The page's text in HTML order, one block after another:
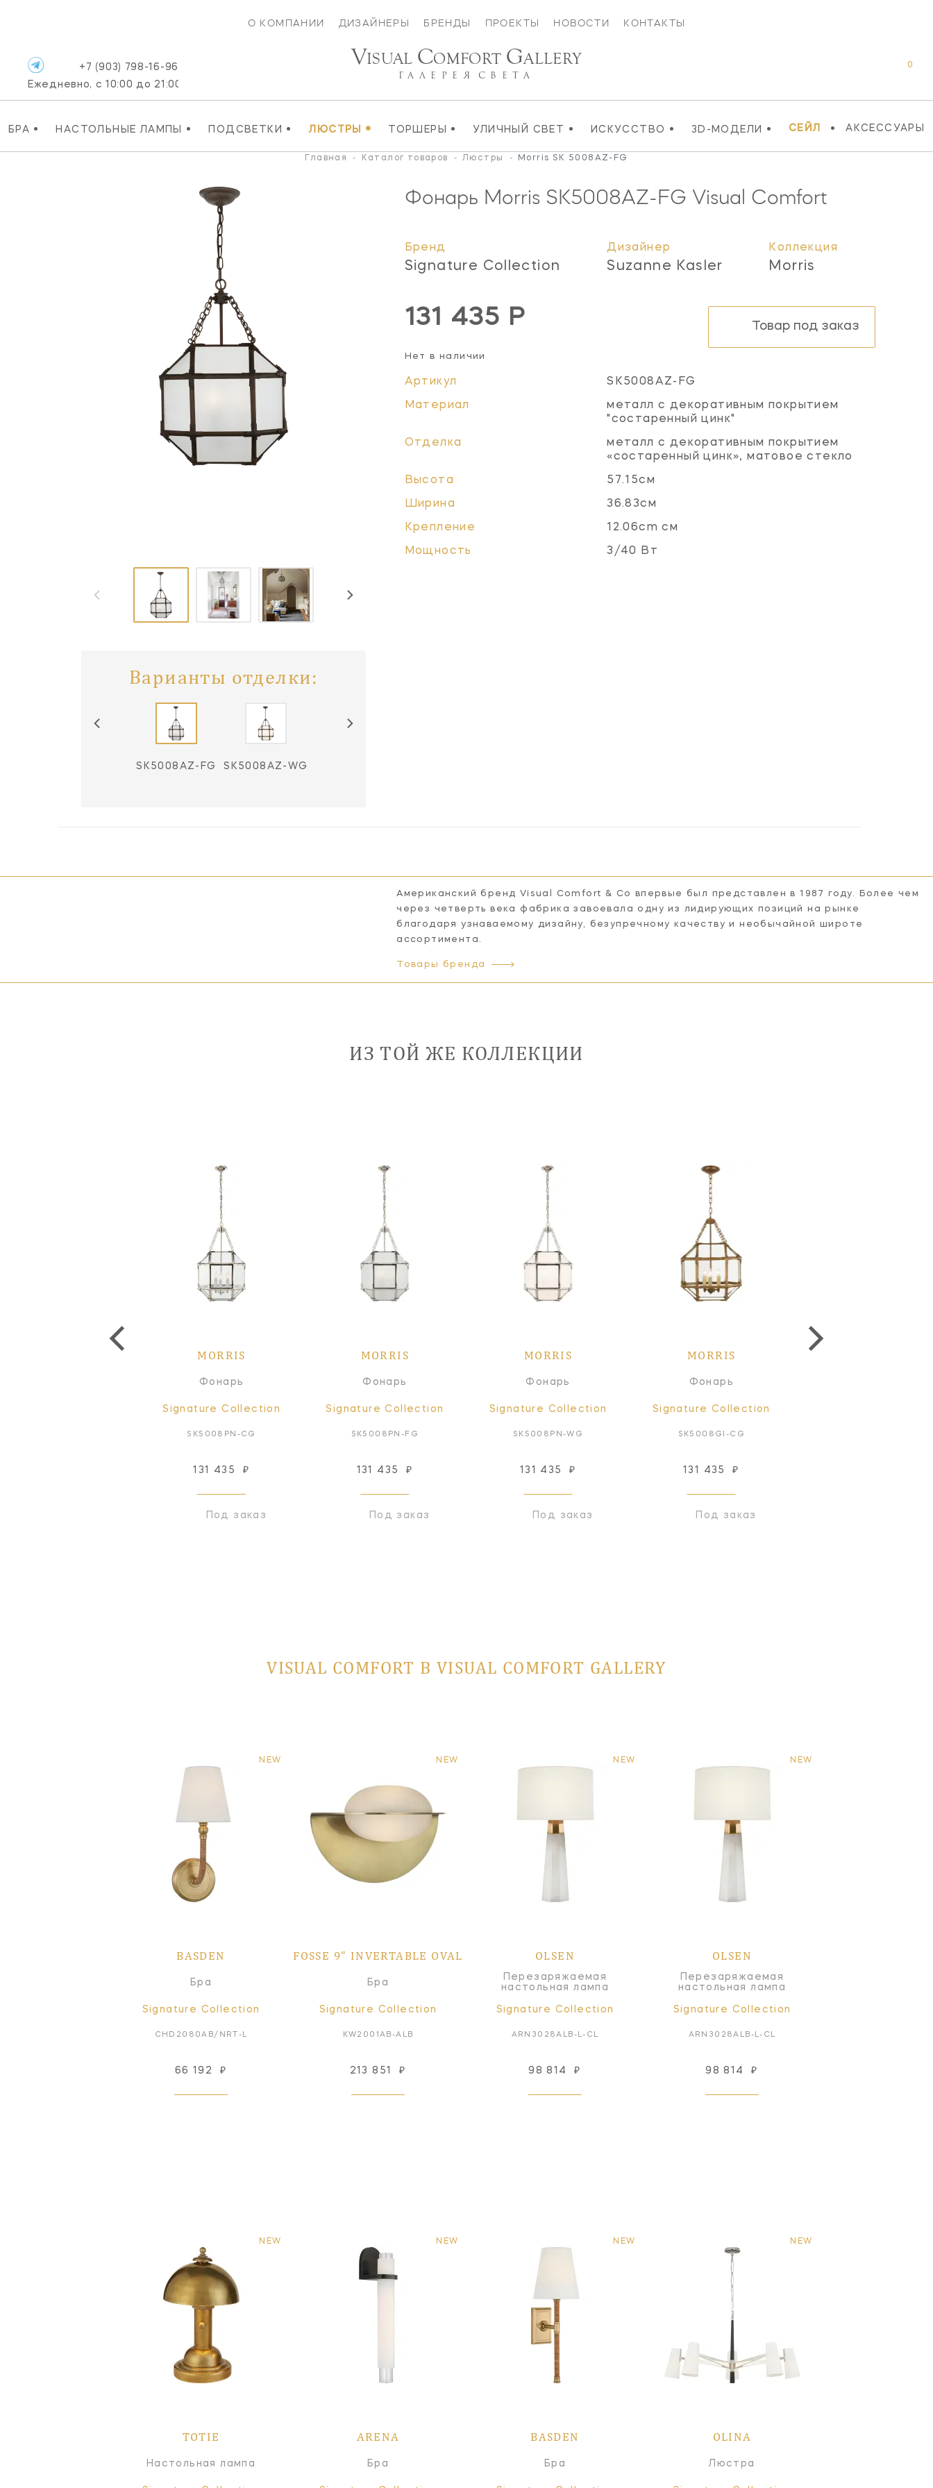
О КОМПАНИИ ДИЗАЙНЕРЫ БРЕНДЫ ПРОЕКТЫ НОВОСТИ КОНТАКТЫ
БРА • НАСТОЛЬНЫЕ ЛАМПЫ • ПОДСВЕТКИ • ЛЮСТРЫ • ТОРШЕРЫ • УЛИЧНЫЙ СВЕТ • ИСКУССТВО • 3D-МОДЕЛИ • СЕЙЛ • АКСЕССУАРЫ
+7 (903) 798-16-96
Ежедневно, с 10:00 до 21:00
0
VISUAL COMFORT GALLERY
ГАЛЕРЕЯ СВЕТА
Главная - Каталог товаров - Люстры - Morris SK 5008AZ-FG
Варианты отделки:
SK5008AZ-FG SK5008AZ-WG
Фонарь Morris SK5008AZ-FG Visual Comfort
Бренд
Signature Collection
Дизайнер
Suzanne Kasler
Коллекция
Morris
131 435 Р
Нет в наличии
Товар под заказ
Артикул SK5008AZ-FG
Материал
металл с декоративным покрытием
"состаренный цинк"
Отделка
металл с декоративным покрытием
«состаренный цинк», матовое стекло
Высота 57.15см
Ширина 36.83см
Крепление 12.06cm см
Мощность 3/40 Вт
Американский бренд Visual Comfort & Co впервые был представлен в 1987 году. Более чем
через четверть века фабрика завоевала одну из лидирующих позиций на рынке
благодаря узнаваемому дизайну, безупречному качеству и необычайной широте
ассортимента.
Товары бренда
ИЗ ТОЙ ЖЕ КОЛЛЕКЦИИ
MORRIS
Фонарь
Signature Collection
SK5008PN-CG
131 435 ₽
Под заказ
MORRIS
Фонарь
Signature Collection
SK5008PN-FG
131 435 ₽
Под заказ
MORRIS
Фонарь
Signature Collection
SK5008PN-WG
131 435 ₽
Под заказ
MORRIS
Фонарь
Signature Collection
SK5008GI-CG
131 435 ₽
Под заказ
VISUAL COMFORT В VISUAL COMFORT GALLERY
NEW
BASDEN
Бра
Signature Collection
CHD2080AB/NRT-L
66 192 ₽
NEW
FOSSE 9" INVERTABLE OVAL
Бра
Signature Collection
KW2001AB-ALB
213 851 ₽
NEW
OLSEN
Перезаряжаемая
настольная лампа
Signature Collection
ARN3028ALB-L-CL
98 814 ₽
NEW
OLSEN
Перезаряжаемая
настольная лампа
Signature Collection
ARN3028ALB-L-CL
98 814 ₽
NEW
TOTIE
Настольная лампа
NEW
ARENA
Бра
NEW
BASDEN
Бра
NEW
OLINA
Люстра